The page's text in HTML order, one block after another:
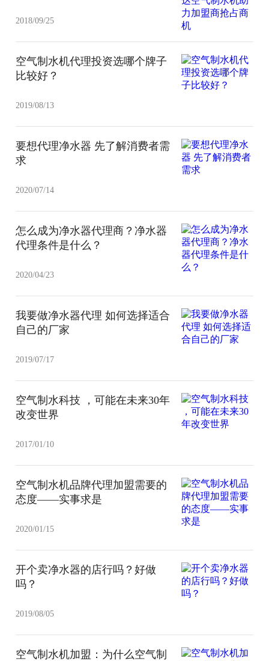
2018/09/25
空气制水机代理投资选哪个牌子
比较好？
2019/08/13
要想代理净水器 先了解消费者需
求
2020/07/14
怎么成为净水器代理商？净水器
代理条件是什么？
2020/04/23
我要做净水器代理 如何选择适合
自己的厂家
2019/07/17
空气制水科技 ，可能在未来30年
改变世界
2017/01/10
空气制水机品牌代理加盟需要的
态度——实事求是
2020/01/15
开个卖净水器的店行吗？好做
吗？
2019/08/05
空气制水机加盟：为什么空气制